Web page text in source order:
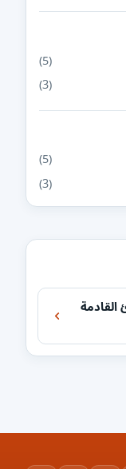
(5)
(3)
(5)
(3)
القادمة